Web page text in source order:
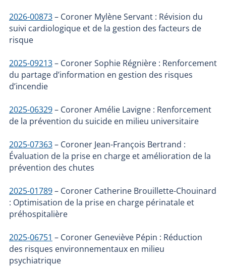
2026-00873– Coroner Mylène Servant : Révision du
suivi cardiologique et de la gestion des facteurs de
risque
2025-09213– Coroner Sophie Régnière : Renforcement
du partage d’information en gestion des risques
d’incendie
2025-06329– Coroner Amélie Lavigne : Renforcement
de la prévention du suicide en milieu universitaire
2025-07363– Coroner Jean-François Bertrand :
Évaluation de la prise en charge et amélioration de la
prévention des chutes
2025-01789– Coroner Catherine Brouillette-Chouinard
: Optimisation de la prise en charge périnatale et
préhospitalière
2025-06751 – Coroner Geneviève Pépin : Réduction
des risques environnementaux en milieu
psychiatrique